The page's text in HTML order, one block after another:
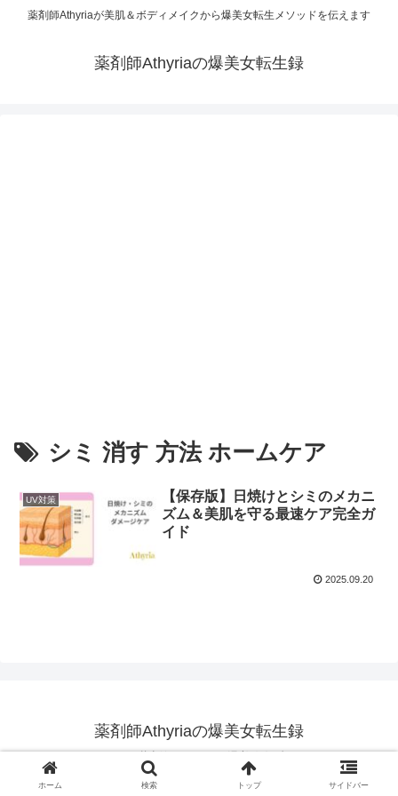
薬剤師Athyriaが美肌＆ボディメイクから爆美女転生メソッドを伝えます
薬剤師Athyriaの爆美女転生録
シミ 消す 方法 ホームケア
UV対策
【保存版】日焼けとシミのメカニ
ズム＆美肌を守る最速ケア完全ガ
イド
2025.09.20
薬剤師Athyriaの爆美女転生録
ホーム 検索 トップ サイドバー